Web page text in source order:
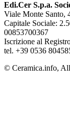
Edi.Cer S.p.a.
Viale Monte Santo,
Capitale Sociale:
00853700367
Iscrizione al
tel. +39 0536
© Ceramica.info,